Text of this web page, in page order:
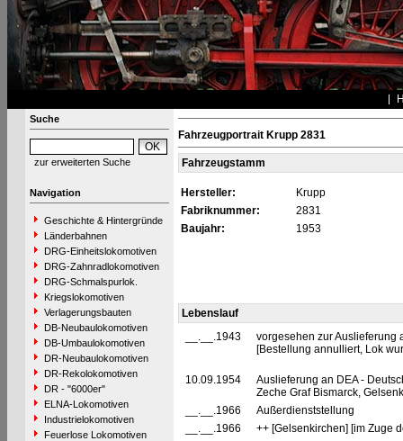
Suche
zur erweiterten Suche
Navigation
Geschichte & Hintergründe
Länderbahnen
DRG-Einheitslokomotiven
DRG-Zahnradlokomotiven
DRG-Schmalspurlok.
Kriegslokomotiven
Verlagerungsbauten
DB-Neubaulokomotiven
DB-Umbaulokomotiven
DR-Neubaulokomotiven
DR-Rekolokomotiven
DR - "6000er"
ELNA-Lokomotiven
Industrielokomotiven
Feuerlose Lokomotiven
Fahrzeugportrait Krupp 2831
Fahrzeugstamm
Hersteller:
Krupp
Fabriknummer:
2831
Baujahr:
1953
Lebenslauf
__.__.1943
vorgesehen zur
[Bestellung annulliert, Lok
10.09.1954
Auslieferung an DEA -
Zeche Graf Bismarck,
__.__.1966
Außerdienststellung
__.__.1966
++ [Gelsenkirchen] [im Zuge